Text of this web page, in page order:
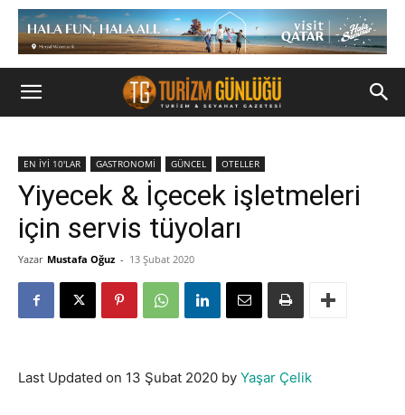
EN İYİ 10'LAR GASTRONOMİ GÜNCEL OTELLER
Yiyecek & İçecek işletmeleri
için servis tüyoları
Yazar Mustafa Oğuz - 13 Şubat 2020
Last Updated on 13 Şubat 2020 by Yaşar Çelik